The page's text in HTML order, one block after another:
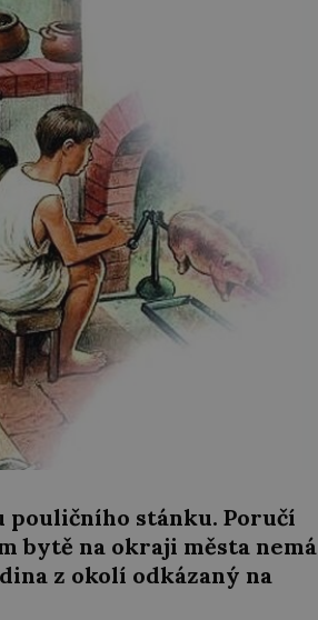
pouličního stánku. Poručí
bytě na okraji města nemá
z okolí odkázaný na